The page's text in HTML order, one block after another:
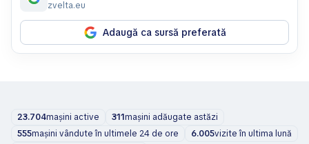
zvelta.eu
Adaugă ca sursă preferată
23.704mașini active 311mașini adăugate astăzi
555mașini vândute în ultimele 24 de ore 6.005vizite în ultima lună